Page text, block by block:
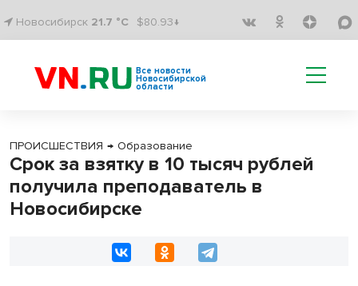
Новосибирск 21.7 °C $80.93↓
Все новости
Новосибирской
области
ПРОИСШЕСТВИЯ → Образование
Срок за взятку в 10 тысяч рублей
получила преподаватель в
Новосибирске